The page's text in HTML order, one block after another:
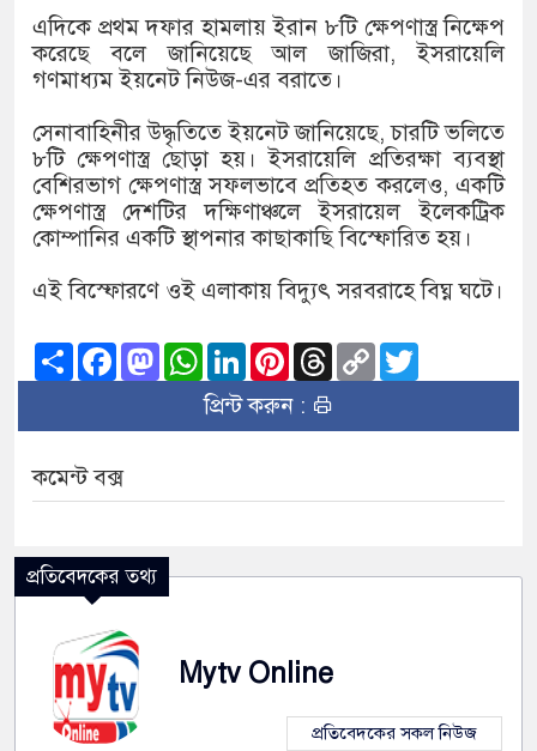
অবশেষে পদত্যাগ করলেন ভারতের
জামায়াত ফেরেশতাদের দল নয়,
এদিকে প্রথম দফার হামলায় ইরান ৮টি ক্ষেপণাস্ত্র নিক্ষেপ
করেছে বলে জানিয়েছে আল জাজিরা, ইসরায়েলি
গণমাধ্যম ইয়নেট নিউজ-এর বরাতে।
সেনাবাহিনীর উদ্ধৃতিতে ইয়নেট জানিয়েছে, চারটি ভলিতে
৮টি ক্ষেপণাস্ত্র ছোড়া হয়। ইসরায়েলি প্রতিরক্ষা ব্যবস্থা
বেশিরভাগ ক্ষেপণাস্ত্র সফলভাবে প্রতিহত করলেও, একটি
ক্ষেপণাস্ত্র দেশটির দক্ষিণাঞ্চলে ইসরায়েল ইলেকট্রিক
কোম্পানির একটি স্থাপনার কাছাকাছি বিস্ফোরিত হয়।
এই বিস্ফোরণে ওই এলাকায় বিদ্যুৎ সরবরাহে বিঘ্ন ঘটে।
ShareFacebook
Mastodon
WhatsApp
LinkedInPinterest
Threads
Copy
Link
প্রিন্ট করুন :
কমেন্ট বক্স
প্রতিবেদকের তথ্য
Mytv Online
প্রতিবেদকের সকল নিউজ